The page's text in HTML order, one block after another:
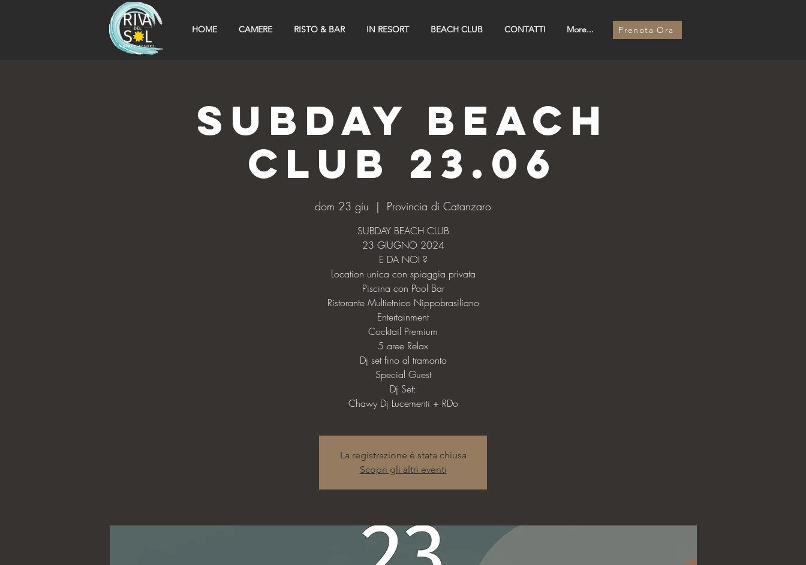
HOME CAMERE RISTO & BAR IN RESORT BEACH CLUB CONTATTI More... Prenota Ora
SUBDAY BEACH
CLUB 23.06
dom 23 giu
  |
Provincia di Catanzaro
SUBDAY BEACH CLUB
23 GIUGNO 2024
E DA NOI ?
Location unica con spiaggia privata
Piscina con Pool Bar
Ristorante Multietnico Nippobrasiliano
Entertainment
Cocktail Premium
5 aree Relax
Dj set fino al tramonto
Special Guest
Dj Set:
Chawy Dj Lucementi + RDo
La registrazione è stata chiusa
Scopri gli altri eventi